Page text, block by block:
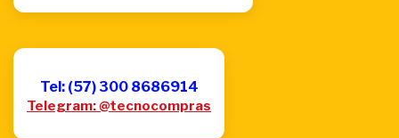
Tel: (57) 300 8686914
Telegram: @tecnocompras